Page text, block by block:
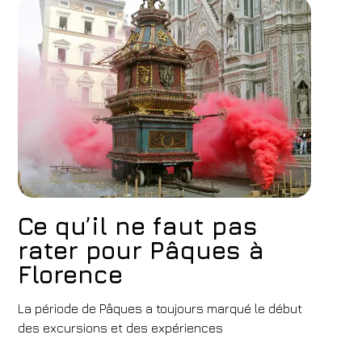
Ce qu’il ne faut pas
rater pour Pâques à
Florence
La période de Pâques a toujours marqué le début
des excursions et des expériences